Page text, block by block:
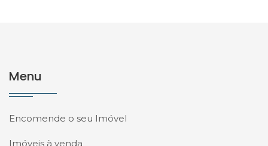
Menu
Encomende o seu Imóvel
Imóveis à venda